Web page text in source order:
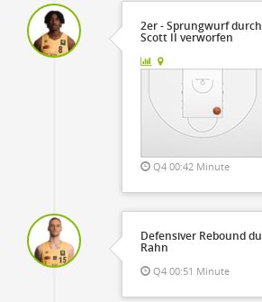
2er - Sprungwurf
Scott II verworfen
Q4 00:42 Minute
Defensiver Rebound
Rahn
Q4 00:51 Minute